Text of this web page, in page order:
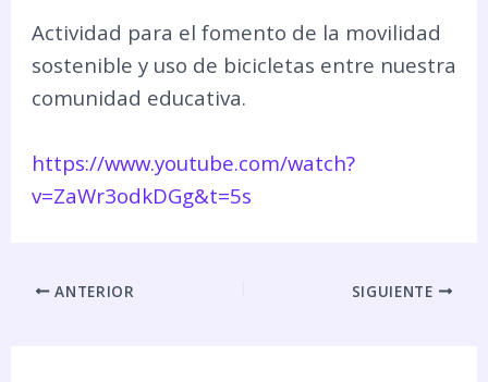
Actividad para el fomento de la movilidad
sostenible y uso de bicicletas entre nuestra
comunidad educativa.
https://www.youtube.com/watch?
v=ZaWr3odkDGg&t=5s
ANTERIOR SIGUIENTE